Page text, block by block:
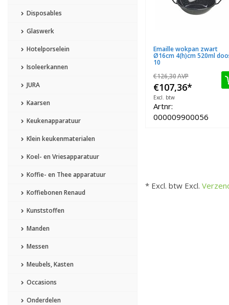
Disposables
Glaswerk
Hotelporselein
Isoleerkannen
JURA
Kaarsen
Keukenapparatuur
Klein keukenmaterialen
Koel- en Vriesapparatuur
Koffie- en Thee apparatuur
Koffiebonen Renaud
Kunststoffen
Manden
Messen
Meubels, Kasten
Occasions
Onderdelen
Emaille wokpan zwart
Ø16cm 4(h)cm 520ml
10
€126,30AVP
€107,36*
Excl. btw
Artnr:
000009900056
* Excl. btw Excl.